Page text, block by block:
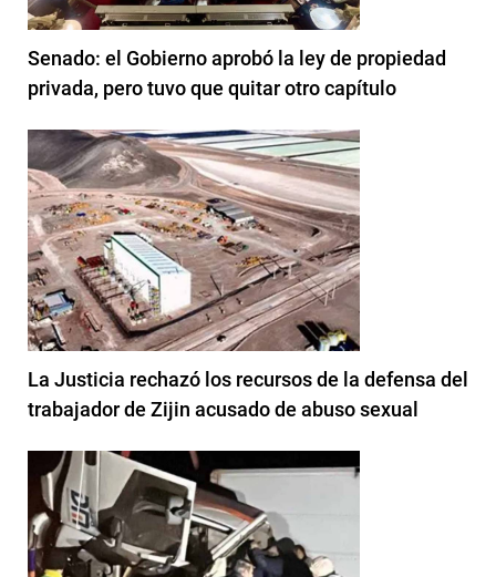
Senado: el Gobierno aprobó la ley de propiedad
privada, pero tuvo que quitar otro capítulo
La Justicia rechazó los recursos de la defensa del
trabajador de Zijin acusado de abuso sexual